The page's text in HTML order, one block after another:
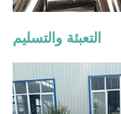
التعبئة والتسليم